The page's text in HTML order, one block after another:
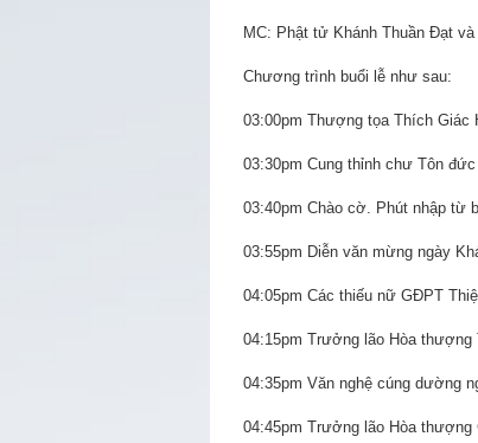
MC: Phật tử Khánh Thuần Đạt
Chương trình buổi lễ như sau:
03:00pm Thượng tọa Thích Giác
03:30pm Cung thỉnh chư Tôn
03:40pm Chào cờ. Phút nhập từ
03:55pm Diễn văn mừng ngày
04:05pm Các thiếu nữ GĐPT
04:15pm Trưởng lão Hòa
04:35pm Văn nghệ cúng dường
04:45pm Trưởng lão Hòa